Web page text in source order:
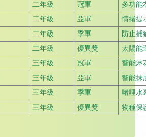
二年級 冠軍
多功能
二年級 亞軍
情緒提
二年級 季軍
防止捕
二年級 優異獎
太陽能
三年級 冠軍
智能淋
三年級 亞軍
智能抹
三年級 季軍
啫哩水
三年級 優異獎 物種保